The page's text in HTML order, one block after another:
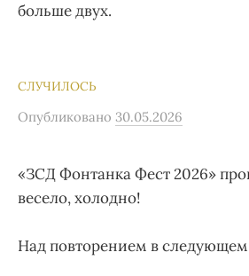
больше двух.
СЛУЧИЛОСЬ
Опубликовано 30.05.2026
«ЗСД Фонтанка Фест 2026»
весело, холодно!
Над повторением в